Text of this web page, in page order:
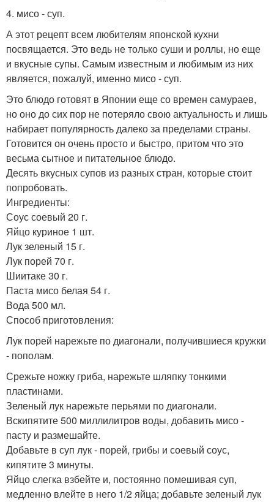
4. мисо - суп.
А этот рецепт всем любителям японской кухни
посвящается. Это ведь не только суши и роллы, но еще
и вкусные супы. Самым известным и любимым из них
является, пожалуй, именно мисо - суп.
Это блюдо готовят в Японии еще со времен самураев,
но оно до сих пор не потеряло свою актуальность и лишь
набирает популярность далеко за пределами страны.
Готовится он очень просто и быстро, притом что это
весьма сытное и питательное блюдо.
Десять вкусных супов из разных стран, которые стоит
попробовать.
Ингредиенты:
Соус соевый 20 г.
Яйцо куриное 1 шт.
Лук зеленый 15 г.
Лук порей 70 г.
Шиитаке 30 г.
Паста мисо белая 54 г.
Вода 500 мл.
Способ приготовления:
Лук порей нарежьте по диагонали, получившиеся кружки
- пополам.
Срежьте ножку гриба, нарежьте шляпку тонкими
пластинами.
Зеленый лук нарежьте перьями по диагонали.
Вскипятите 500 миллилитров воды, добавить мисо -
пасту и размешайте.
Добавьте в суп лук - порей, грибы и соевый соус,
кипятите 3 минуты.
Яйцо слегка взбейте и, постоянно помешивая суп,
медленно влейте в него 1/2 яйца; добавьте зеленый лук